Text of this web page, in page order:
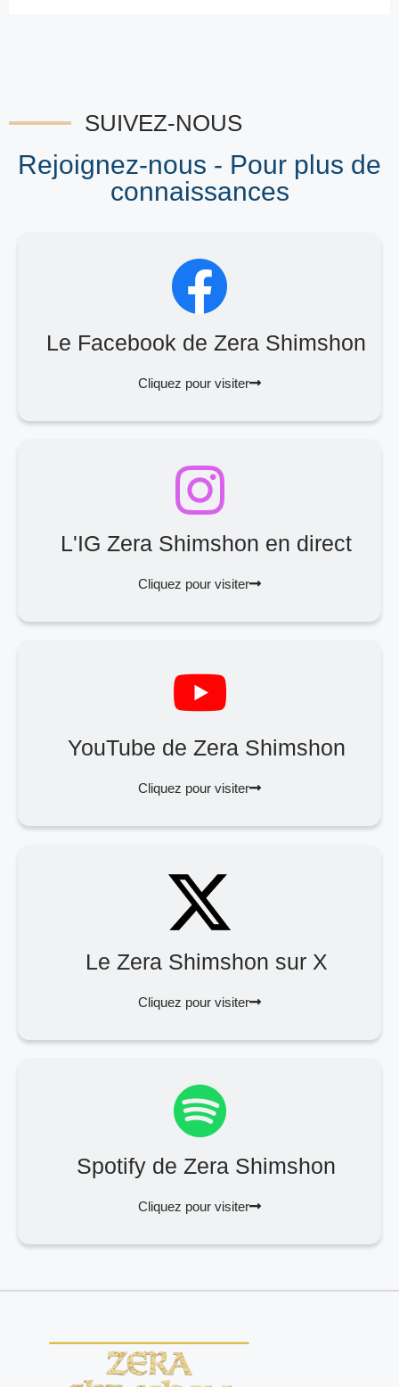
SUIVEZ-NOUS
Rejoignez-nous - Pour plus de
connaissances
Le Facebook de Zera Shimshon
Cliquez pour visiter
L'IG Zera Shimshon en direct
Cliquez pour visiter
YouTube de Zera Shimshon
Cliquez pour visiter
Le Zera Shimshon sur X
Cliquez pour visiter
Spotify de Zera Shimshon
Cliquez pour visiter